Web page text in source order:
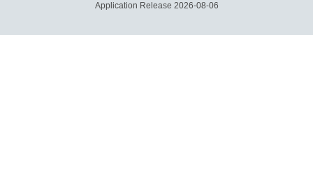
Application Release 2026-08-06